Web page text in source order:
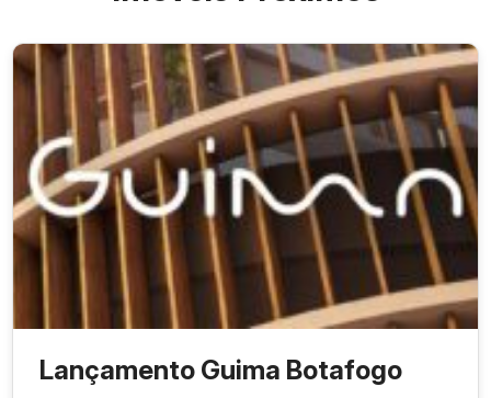
Lançamento Guima Botafogo